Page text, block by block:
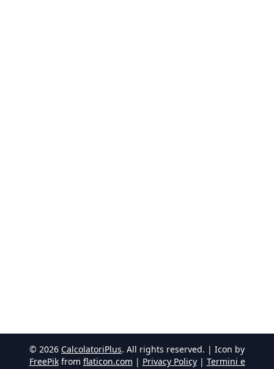
© 2026 CalcolatoriPlus. All rights reserved. | Icon by
FreePik from flaticon.com | Privacy Policy| Termini e